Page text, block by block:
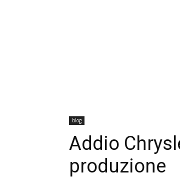
blog
Addio
produzione